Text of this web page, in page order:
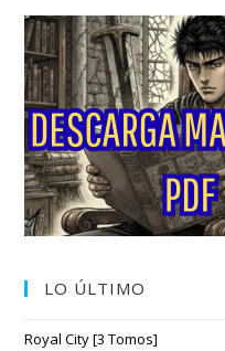
LO ÚLTIMO
Royal City [3 Tomos]